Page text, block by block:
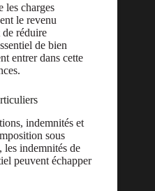
les charges
le revenu
réduire
de bien
entrer dans cette
indemnités et
sous
les indemnités de
peuvent échapper